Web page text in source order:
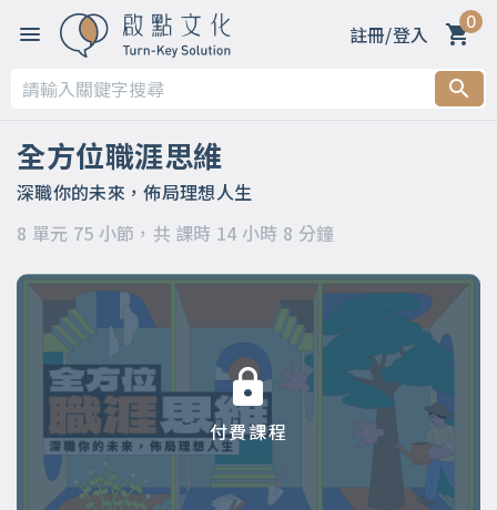
註冊/登入 0
全方位職涯思維
深職你的未來，佈局理想人生
8 單元 75 小節，共 課時 14 小時 8 分鐘
付費課程
第一章 【開篇】
第二章 【被領導階段】支持策略
第三章 【被領導階段】委身策略
第四章 【領導階段】開明策略
第五章 【領導階段】強勢策略
第七章 【應變階段】彈性策略
第八章 【結語】